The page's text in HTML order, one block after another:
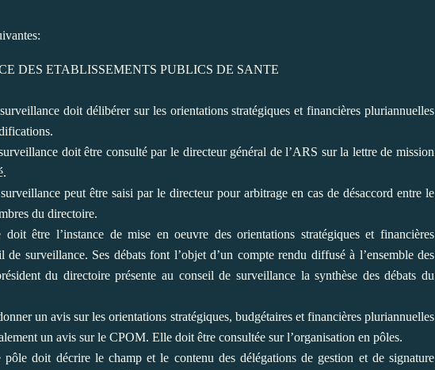
DES ETABLISSEMENTS PUBLICS DE SANTE
doit délibérer sur les orientations stratégiques et financières pluriannuelles
doit être consulté par le directeur général de l’ARS sur la lettre de mission
peut être saisi par le directeur pour arbitrage en cas de désaccord entre le
du directoire.
être l’instance de mise en oeuvre des orientations stratégiques et financières
de surveillance. Ses débats font l’objet d’un compte rendu diffusé à l’ensemble des
du directoire présente au conseil de surveillance la synthèse des débats du
un avis sur les orientations stratégiques, budgétaires et financières pluriannuelles
un avis sur le CPOM. Elle doit être consultée sur l’organisation en pôles.
doit décrire le champ et le contenu des délégations de gestion et de signature